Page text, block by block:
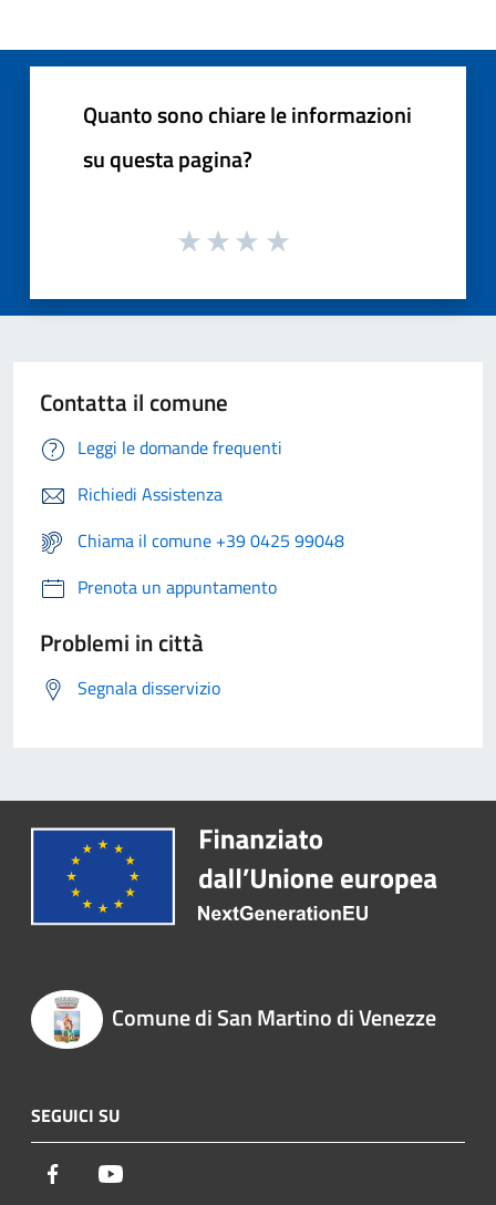
Quanto sono chiare le informazioni
su questa pagina?
Contatta il comune
Leggi le domande frequenti
Richiedi Assistenza
Chiama il comune +39 0425 99048
Prenota un appuntamento
Problemi in città
Segnala disservizio
Comune di San Martino di Venezze
SEGUICI SU
Facebook